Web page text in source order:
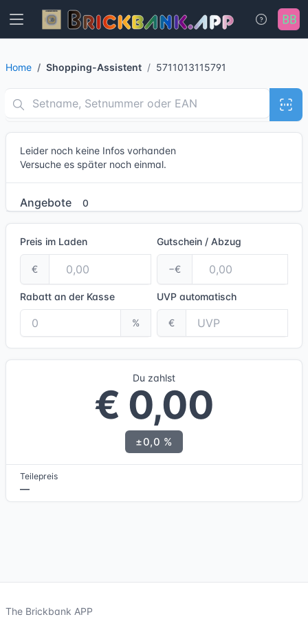
Home Shopping-Assistent 5711013115791
Leider noch keine Infos vorhanden
Versuche es später noch einmal.
Angebote 0
Preis im Laden
€
Gutschein / Abzug
−€
Rabatt an der Kasse
%
UVP automatisch
€
Du zahlst
€ 0,00
±0,0 %
Teilepreis
—
The Brickbank APP